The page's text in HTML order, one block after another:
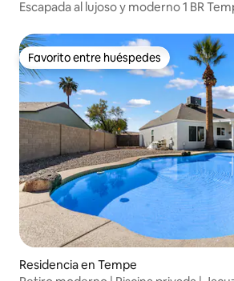
Escapada al lujoso y moderno 1 BR
Favorito entre huéspedes
Favorito entre huéspedes
Residencia en Tempe